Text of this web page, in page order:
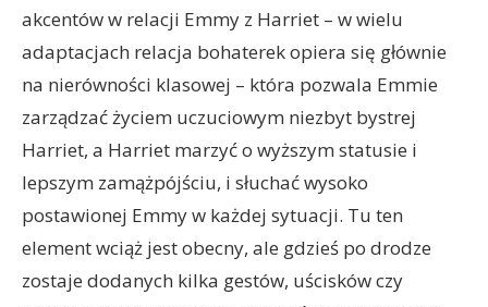
akcentów w relacji Emmy z Harriet – w wielu
adaptacjach relacja bohaterek opiera się głównie
na nierówności klasowej – która pozwala Emmie
zarządzać życiem uczuciowym niezbyt bystrej
Harriet, a Harriet marzyć o wyższym statusie i
lepszym zamążpójściu, i słuchać wysoko
postawionej Emmy w każdej sytuacji. Tu ten
element wciąż jest obecny, ale gdzieś po drodze
zostaje dodanych kilka gestów, uścisków czy